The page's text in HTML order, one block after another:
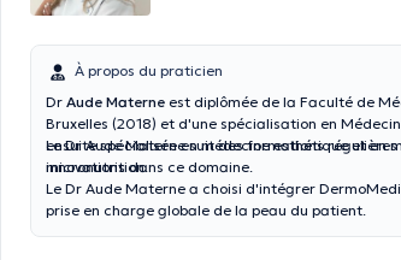
À propos du praticien
Dr Aude Materne est diplômée de la Faculté de
Bruxelles (2018) et d'une spécialisation en
ensuite spécialisée en médecine esthétique et en
micronutrition.
Le Dr Aude Materne suit des formations
innovations dans ce domaine.
Le Dr Aude Materne a choisi d'intégrer
prise en charge globale de la peau du patient.